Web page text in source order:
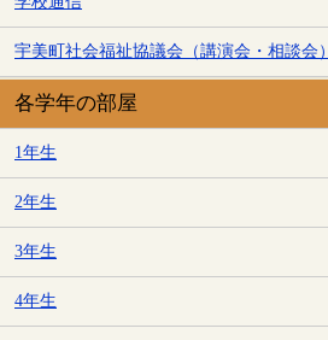
宇美町社会福祉協議会（講演会・相談会）
各学年の部屋
1年生
2年生
3年生
4年生